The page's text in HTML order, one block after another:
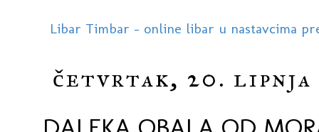
Libar Timbar - online libar u nastavcima
četvrtak, 20. lipnja